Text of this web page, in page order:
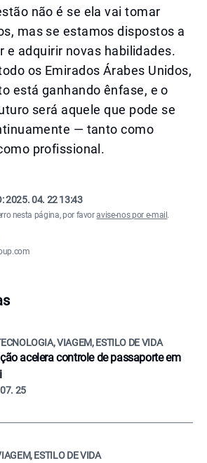
não é se ela vai tomar
mas se estamos dispostos a
e adquirir novas habilidades.
os Emirados Árabes Unidos,
está ganhando ênfase, e o
será aquele que pode se
— tanto como
profissional.
2025. 04. 22 13:43
nesta página, por favoravise-nos por e-mail .
VIAGEM, ESTILO DE VIDA
acelera controle de passaporte em
25
ESTILO DE VIDA